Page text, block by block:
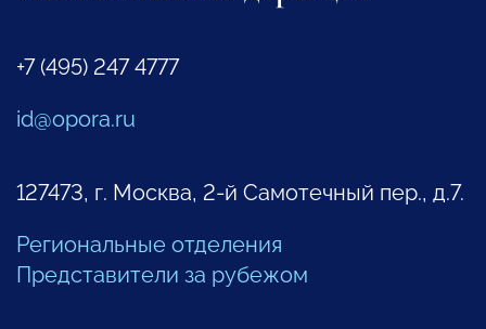
+7 (495) 247 4777
id@opora.ru
127473, г. Москва, 2-й Самотечный пер., д.7.
Региональные отделения
Представители за рубежом